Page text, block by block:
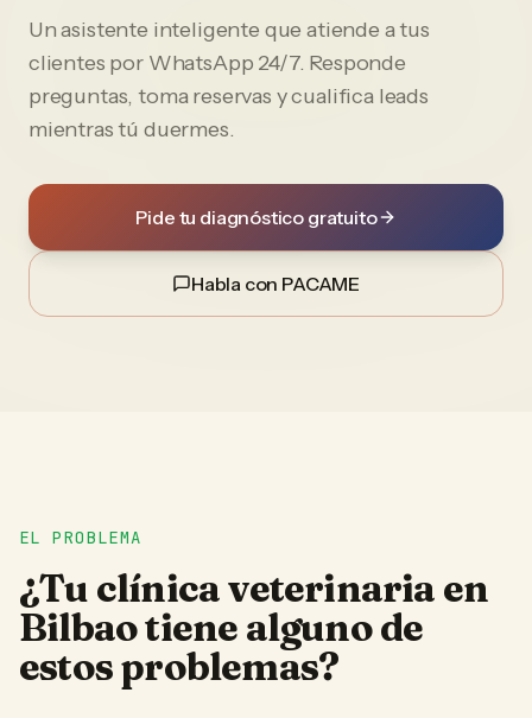
Un asistente inteligente que atiende a tus
clientes por WhatsApp 24/7. Responde
preguntas, toma reservas y cualifica leads
mientras tú duermes.
Pide tu diagnóstico gratuito
Habla con PACAME
EL PROBLEMA
¿Tu clínica veterinaria en
Bilbaotiene alguno de
estos problemas?